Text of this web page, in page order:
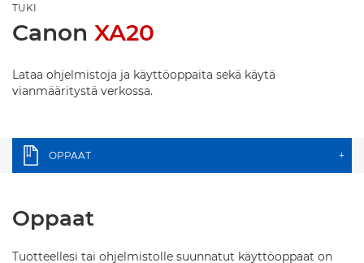
TUKI
Canon XA20
Lataa ohjelmistoja ja käyttöoppaita sekä käytä
vianmääritystä verkossa.
OPPAAT +
Oppaat
Tuotteellesi tai ohjelmistolle suunnatut käyttöoppaat on